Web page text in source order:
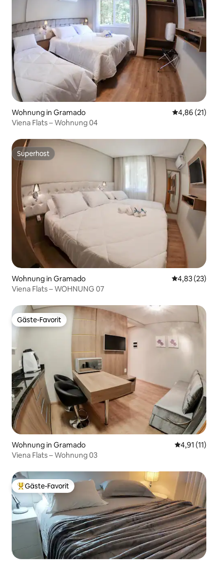
Wohnung in Gramado
4,86 (21)
Viena Flats – Wohnung 04
Superhost
Superhost
Wohnung in Gramado
4,83 (23)
Viena Flats – WOHNUNG 07
Gäste-Favorit
Gäste-Favorit
Wohnung in Gramado
4,91 (11)
Viena Flats – Wohnung 03
Beliebter Gäste-Favorit.
Gäste-Favorit